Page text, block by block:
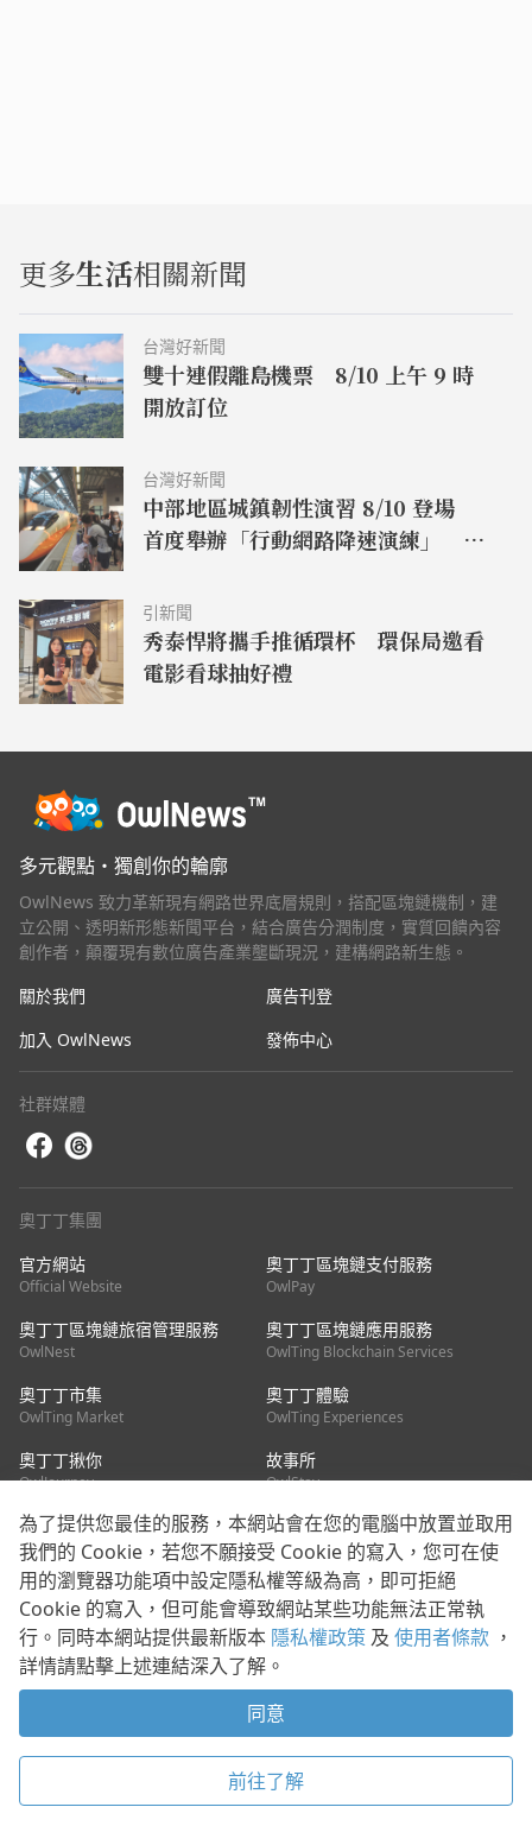
更多生活相關新聞
台灣好新聞
雙十連假離島機票 8/10 上午 9 時
開放訂位
台灣好新聞
中部地區城鎮韌性演習 8/10 登場
首度舉辦「行動網路降速演練」 高
引新聞
秀泰悍將攜手推循環杯 環保局邀看
電影看球抽好禮
多元觀點・獨創你的輪廓
OwlNews 致力革新現有網路世界底層規則，搭配區塊鏈機制，建
立公開、透明新形態新聞平台，結合廣告分潤制度，實質回饋內容
創作者，顛覆現有數位廣告產業壟斷現況，建構網路新生態。
關於我們
廣告刊登
加入 OwlNews
發佈中心
社群媒體
奧丁丁集團
官方網站
Official Website
奧丁丁區塊鏈支付服務
OwlPay
奧丁丁區塊鏈旅宿管理服務
OwlNest
奧丁丁區塊鏈應用服務
OwlTing Blockchain Services
奧丁丁市集
OwlTing Market
奧丁丁體驗
OwlTing Experiences
奧丁丁揪你
OwlJourney
故事所
OwlStay
聯絡我們
客服信箱：mediapartner@owlting.com
服務信箱 / 廣告洽詢：info_owlnews@owlting.com
媒體合作 / 新聞稿提供：mediapartner@owlting.com
使用者條款 隱私權政策 Cookie 政策
為了提供您最佳的服務，本網站會在您的電腦中放置並取用
我們的 Cookie，若您不願接受 Cookie 的寫入，您可在使
用的瀏覽器功能項中設定隱私權等級為高，即可拒絕
Cookie 的寫入，但可能會導致網站某些功能無法正常執
行。同時本網站提供最新版本 隱私權政策 及 使用者條款 ，
詳情請點擊上述連結深入了解。
同意
前往了解